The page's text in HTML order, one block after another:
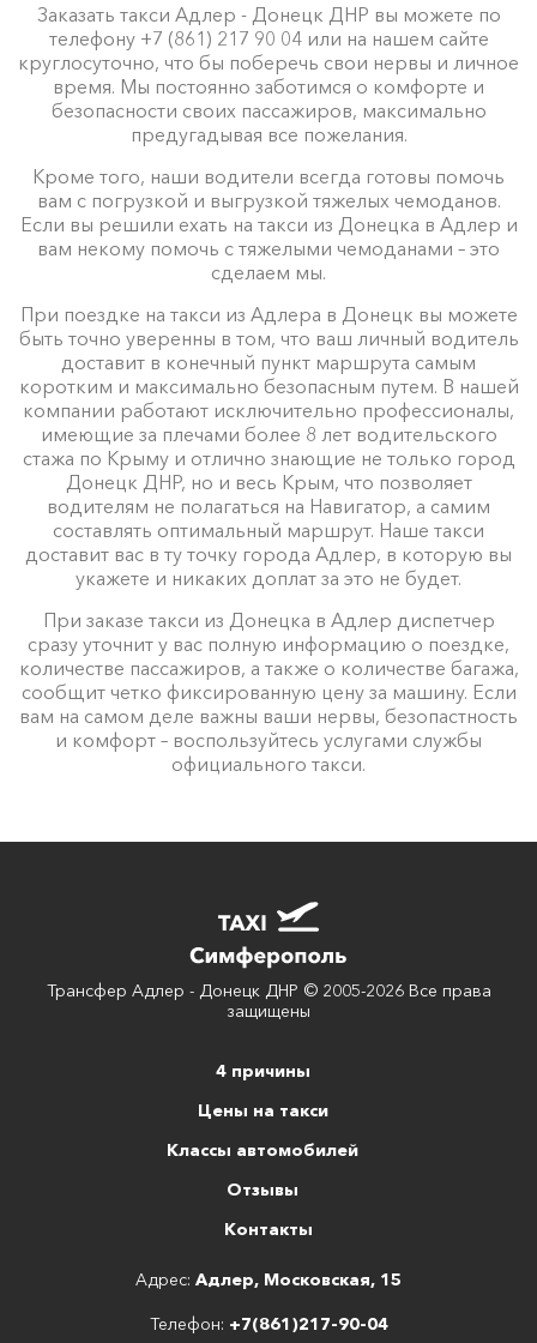
Заказать такси Адлер - Донецк ДНР вы можете по
телефону +7 (861) 217 90 04 или на нашем сайте
круглосуточно, что бы поберечь свои нервы и личное
время. Мы постоянно заботимся о комфорте и
безопасности своих пассажиров, максимально
предугадывая все пожелания.
Кроме того, наши водители всегда готовы помочь
вам с погрузкой и выгрузкой тяжелых чемоданов.
Если вы решили ехать на такси из Донецка в Адлер и
вам некому помочь с тяжелыми чемоданами – это
сделаем мы.
При поездке на такси из Адлера в Донецк вы можете
быть точно уверенны в том, что ваш личный водитель
доставит в конечный пункт маршрута самым
коротким и максимально безопасным путем. В нашей
компании работают исключительно профессионалы,
имеющие за плечами более 8 лет водительского
стажа по Крыму и отлично знающие не только город
Донецк ДНР, но и весь Крым, что позволяет
водителям не полагаться на Навигатор, а самим
составлять оптимальный маршрут. Наше такси
доставит вас в ту точку города Адлер, в которую вы
укажете и никаких доплат за это не будет.
При заказе такси из Донецка в Адлер диспетчер
сразу уточнит у вас полную информацию о поездке,
количестве пассажиров, а также о количестве багажа,
сообщит четко фиксированную цену за машину. Если
вам на самом деле важны ваши нервы, безопастность
и комфорт – воспользуйтесь услугами службы
официального такси.
Трансфер Адлер - Донецк ДНР © 2005-2026 Все права
защищены
4 причины
Цены на такси
Классы автомобилей
Отзывы
Контакты
Адрес: Адлер, Московская, 15
Телефон: +7(861)217-90-04